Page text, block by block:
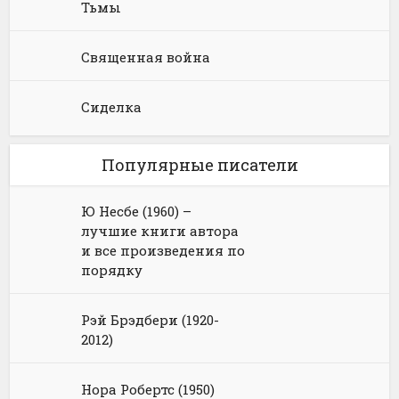
Тьмы
Священная война
Сиделка
Популярные писатели
Ю Несбе (1960) –
лучшие книги автора
и все произведения по
порядку
Рэй Брэдбери (1920-
2012)
Нора Робертс (1950)